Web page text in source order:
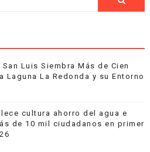
Luis Siembra Más de Cien
Laguna La Redonda y su Entorno
cultura ahorro del agua e
de 10 mil ciudadanos en primer